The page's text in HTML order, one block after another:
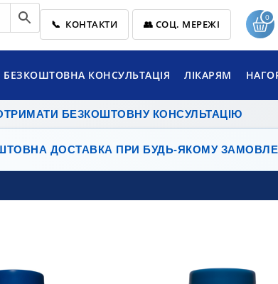
📞 КОНТАКТИ 👥 СОЦ. МЕРЕЖІ
0
БЕЗКОШТОВНА КОНСУЛЬТАЦІЯ ЛІКАРЯМ
БЕЗКОШТОВНУ КОНСУЛЬТАЦІЮ
ДОСТАВКА ПРИ БУДЬ-ЯКОМУ